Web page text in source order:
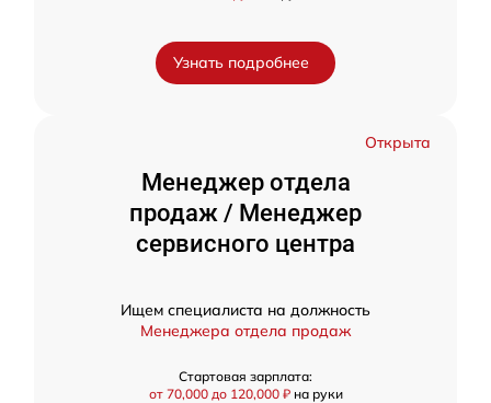
Узнать подробнее
Открыта
Менеджер отдела
продаж / Менеджер
сервисного центра
Ищем специалиста на должность
Менеджера отдела продаж
Стартовая зарплата:
от 70,000 до 120,000 ₽ на руки